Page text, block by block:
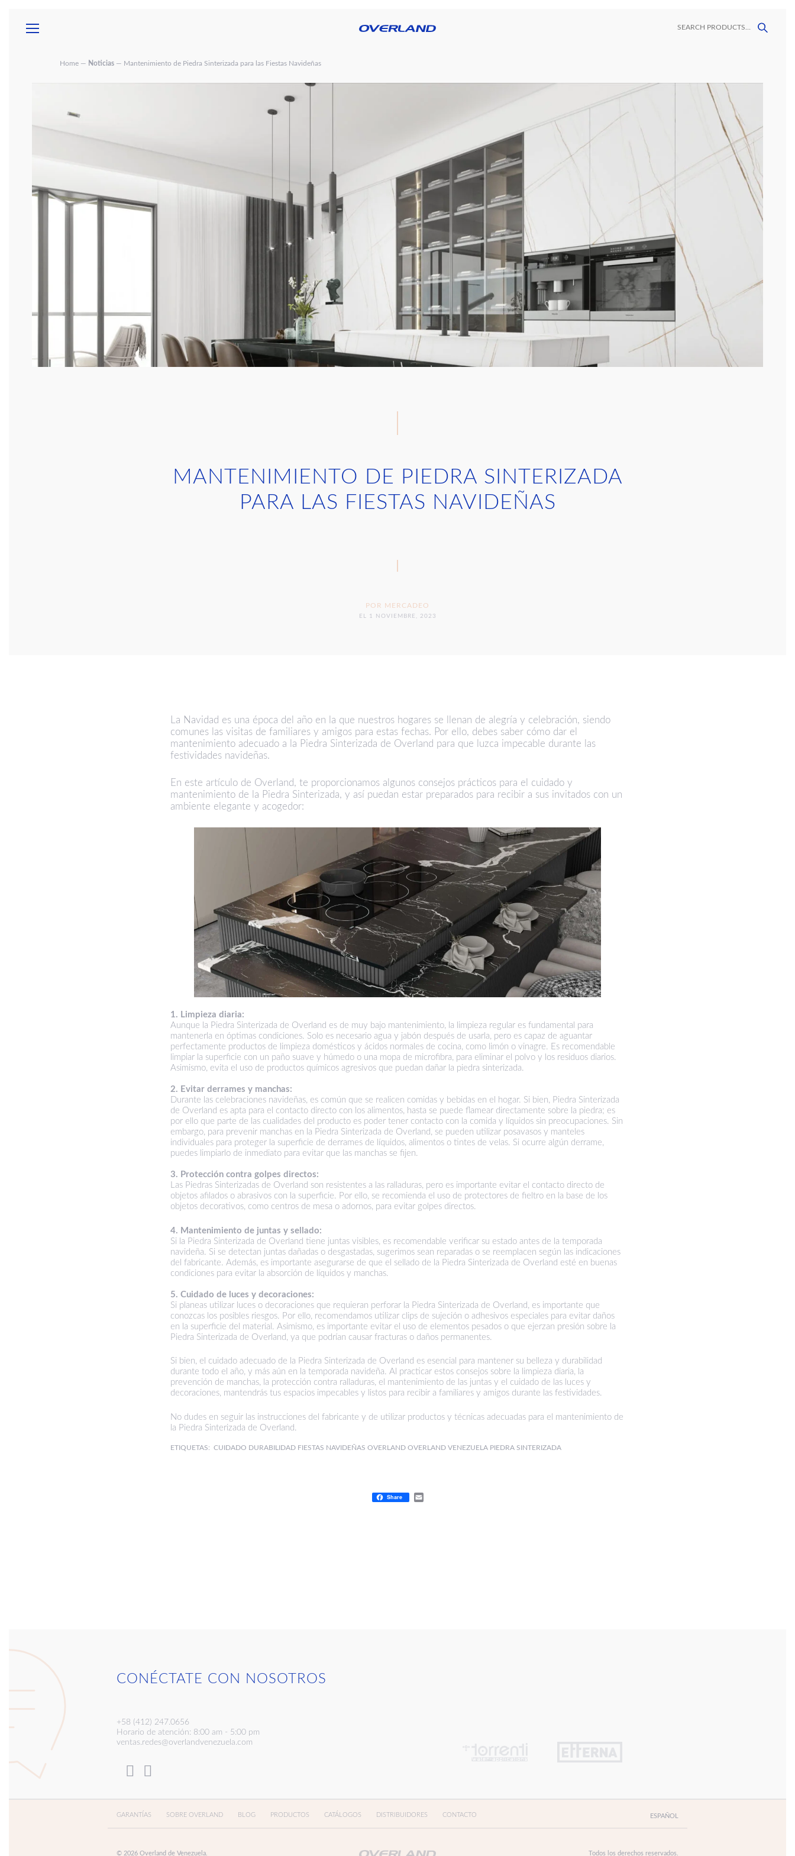
ACCESORIOS LAVAMANOS
DECORATIVAS
MEGAFORMATOS
PERSIANAS PORCELANATO
Home— Noticias— Mantenimiento de Piedra Sinterizada para las Fiestas Navideñas
MANTENIMIENTO DE PIEDRA SINTERIZADA
PARA LAS FIESTAS NAVIDEÑAS
POR MERCADEO
EL 1 NOVIEMBRE, 2023
La Navidad es una época del año en la que nuestros hogares se llenan de alegría y celebración, siendo
comunes las visitas de familiares y amigos para estas fechas. Por ello, debes saber cómo dar el
mantenimiento adecuado a la Piedra Sinterizada de Overland para que luzca impecable durante las
festividades navideñas.
En este artículo de Overland, te proporcionamos algunos consejos prácticos para el cuidado y
mantenimiento de la Piedra Sinterizada, y así puedan estar preparados para recibir a sus invitados con un
ambiente elegante y acogedor:
1. Limpieza diaria:
Aunque la Piedra Sinterizada de Overland es de muy bajo mantenimiento, la limpieza regular es fundamental para
mantenerla en óptimas condiciones. Solo es necesario agua y jabón después de usarla, pero es capaz de aguantar
perfectamente productos de limpieza domésticos y ácidos normales de cocina, como limón o vinagre. Es recomendable
limpiar la superficie con un paño suave y húmedo o una mopa de microfibra, para eliminar el polvo y los residuos diarios.
Asimismo, evita el uso de productos químicos agresivos que puedan dañar la piedra sinterizada.
2. Evitar derrames y manchas:
Durante las celebraciones navideñas, es común que se realicen comidas y bebidas en el hogar. Si bien, Piedra Sinterizada
de Overland es apta para el contacto directo con los alimentos, hasta se puede flamear directamente sobre la piedra; es
por ello que parte de las cualidades del producto es poder tener contacto con la comida y líquidos sin preocupaciones. Sin
embargo, para prevenir manchas en la Piedra Sinterizada de Overland, se pueden utilizar posavasos y manteles
individuales para proteger la superficie de derrames de líquidos, alimentos o tintes de velas. Si ocurre algún derrame,
puedes limpiarlo de inmediato para evitar que las manchas se fijen.
3. Protección contra golpes directos:
Las Piedras Sinterizadas de Overland son resistentes a las ralladuras, pero es importante evitar el contacto directo de
objetos afilados o abrasivos con la superficie. Por ello, se recomienda el uso de protectores de fieltro en la base de los
objetos decorativos, como centros de mesa o adornos, para evitar golpes directos.
4. Mantenimiento de juntas y sellado:
Si la Piedra Sinterizada de Overland tiene juntas visibles, es recomendable verificar su estado antes de la temporada
navideña. Si se detectan juntas dañadas o desgastadas, sugerimos sean reparadas o se reemplacen según las indicaciones
del fabricante. Además, es importante asegurarse de que el sellado de la Piedra Sinterizada de Overland esté en buenas
condiciones para evitar la absorción de líquidos y manchas.
5. Cuidado de luces y decoraciones:
Si planeas utilizar luces o decoraciones que requieran perforar la Piedra Sinterizada de Overland, es importante que
conozcas los posibles riesgos. Por ello, recomendamos utilizar clips de sujeción o adhesivos especiales para evitar daños
en la superficie del material. Asimismo, es importante evitar el uso de elementos pesados o que ejerzan presión sobre la
Piedra Sinterizada de Overland, ya que podrían causar fracturas o daños permanentes.
Si bien, el cuidado adecuado de la Piedra Sinterizada de Overland es esencial para mantener su belleza y durabilidad
durante todo el año, y más aún en la temporada navideña. Al practicar estos consejos sobre la limpieza diaria, la
prevención de manchas, la protección contra ralladuras, el mantenimiento de las juntas y el cuidado de las luces y
decoraciones, mantendrás tus espacios impecables y listos para recibir a familiares y amigos durante las festividades.
No dudes en seguir las instrucciones del fabricante y de utilizar productos y técnicas adecuadas para el mantenimiento de
la Piedra Sinterizada de Overland.
Share
ETIQUETAS: CUIDADO DURABILIDAD FIESTAS NAVIDEÑAS OVERLAND OVERLAND VENEZUELA PIEDRA SINTERIZADA
CONÉCTATE CON NOSOTROS
+58 (412) 247.0656
Horario de atención: 8:00 am - 5:00 pm
ventas.redes@overlandvenezuela.com
GARANTÍAS SOBRE OVERLAND BLOG PRODUCTOS CATÁLOGOS DISTRIBUIDORES CONTACTO ESPAÑOL
© 2026 Overland de Venezuela. Todos los derechos reservados.